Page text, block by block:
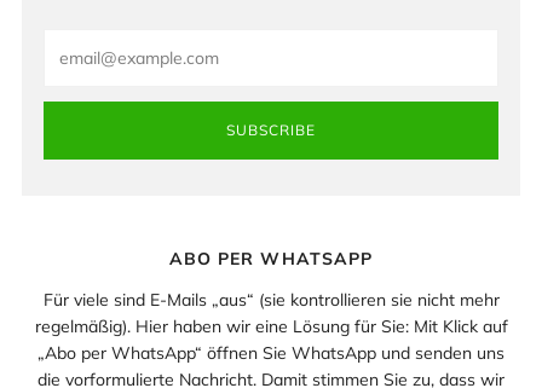
SUBSCRIBE
ABO PER WHATSAPP
Für viele sind E-Mails „aus“ (sie kontrollieren sie nicht mehr
regelmäßig). Hier haben wir eine Lösung für Sie: Mit Klick auf
„Abo per WhatsApp“ öffnen Sie WhatsApp und senden uns
die vorformulierte Nachricht. Damit stimmen Sie zu, dass wir